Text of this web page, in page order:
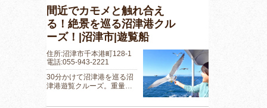
間近でカモメと触れ合え
る！絶景を巡る沼津港クル
ーズ！|沼津市|遊覧船
住所:沼津市千本港町128-1
電話:055-943-2221
30分かけて沼津港を巡る沼
津港遊覧クルーズ。重量…